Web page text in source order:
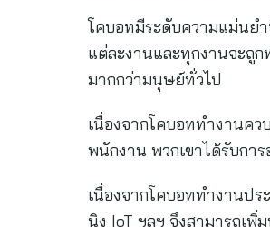
โคบอทมีระดับความแม่นย
แต่ละงานและทุกงานจะถู
มากกว่ามนุษย์ทั่วไป
เนื่องจากโคบอททำงานค
พนักงาน พวกเขาได้รับก
เนื่องจากโคบอททำงานป
นิง IoT ฯลฯ จึงสามารถเพิ่